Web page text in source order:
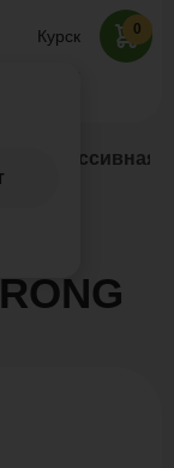
Курск
звонок
0
массивная